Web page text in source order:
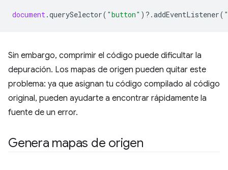
document.querySelector( "button" ) ? .addEventListener(
Sin embargo, comprimir el código puede dificultar la
depuración. Los mapas de origen pueden quitar este
problema: ya que asignan tu código compilado al código
original, pueden ayudarte a encontrar rápidamente la
fuente de un error.
Genera mapas de origen